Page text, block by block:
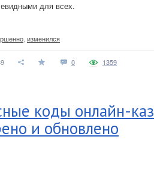
для всех.
изменился
0 1359
коды онлайн-
и обновлено